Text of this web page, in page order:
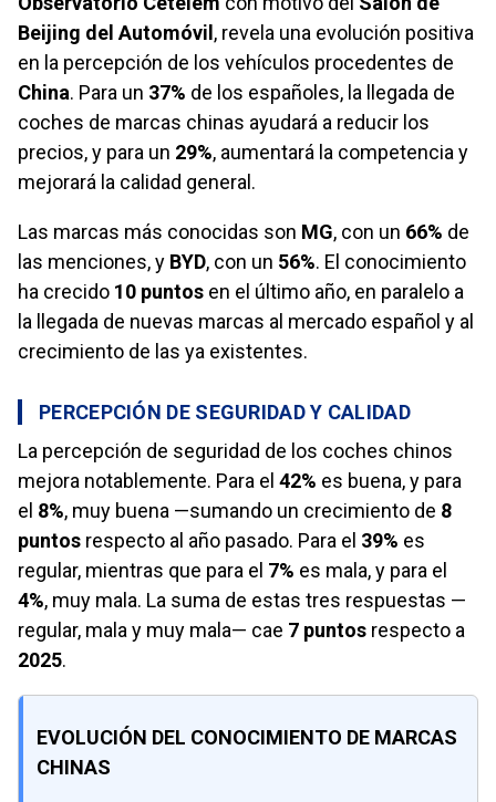
Beijing del Automóvil, revela una evolución positiva
en la percepción de los vehículos procedentes de
China. Para un 37% de los españoles, la llegada de
coches de marcas chinas ayudará a reducir los
precios, y para un 29%, aumentará la competencia y
mejorará la calidad general.
Las marcas más conocidas son MG, con un 66% de
las menciones, y BYD, con un 56%. El conocimiento
ha crecido 10 puntos en el último año, en paralelo a
la llegada de nuevas marcas al mercado español y al
crecimiento de las ya existentes.
PERCEPCIÓN DE SEGURIDAD Y CALIDAD
La percepción de seguridad de los coches chinos
mejora notablemente. Para el 42% es buena, y para
el 8%, muy buena —sumando un crecimiento de 8
puntos respecto al año pasado. Para el 39% es
regular, mientras que para el 7% es mala, y para el
4%, muy mala. La suma de estas tres respuestas —
regular, mala y muy mala— cae 7 puntos respecto a
2025.
EVOLUCIÓN DEL CONOCIMIENTO DE MARCAS
CHINAS